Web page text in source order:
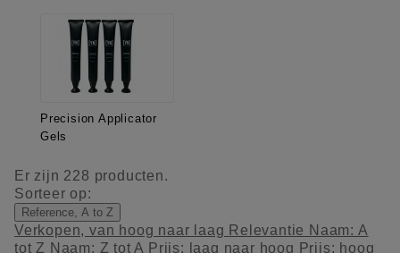
Precision Applicator
Gels
Er zijn 228 producten.
Sorteer op:
Reference, A to Z
Verkopen, van hoog naar laag Relevantie Naam: A
tot Z Naam: Z tot A Prijs: laag naar hoog Prijs: hoog